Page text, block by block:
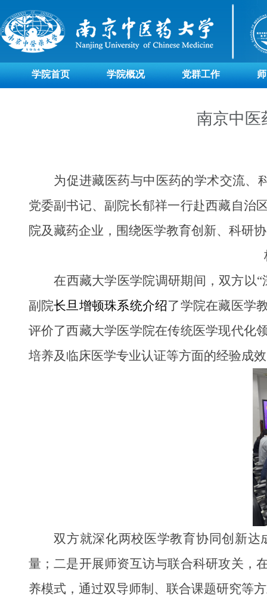
学院首页 学院概况 党群工作
南京中医
为促进藏医药与中医药的学术交流、
党委副书记、副院长郁祥一行赴西藏自治
院及藏药企业，围绕医学教育创新、科研
在西藏大学医学院调研期间，双方以
副院长旦增顿珠系统介绍了学院在藏医学
评价了西藏大学医学院在传统医学现代化
培养及临床医学专业认证等方面的经验成
双方就深化两校医学教育协同创新
量；二是开展师资互访与联合科研攻关，
养模式，通过双导师制、联合课题研究等